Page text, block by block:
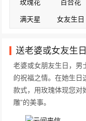
玫瑰花 百合花
满天星 女友生日
送老婆或女友生
老婆或女朋友生日，男
的祝福之情。在她生日
款式，用玫瑰体现您对
雕”的美事。